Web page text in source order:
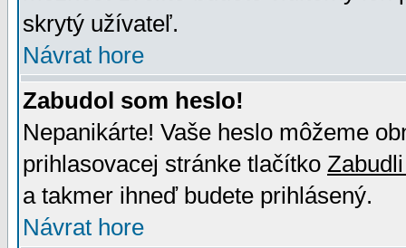
skrytý užívateľ.
Návrat hore
Zabudol som heslo!
Nepanikárte! Vaše heslo môžeme
prihlasovacej stránke tlačítko
a takmer ihneď budete prihlásený.
Návrat hore